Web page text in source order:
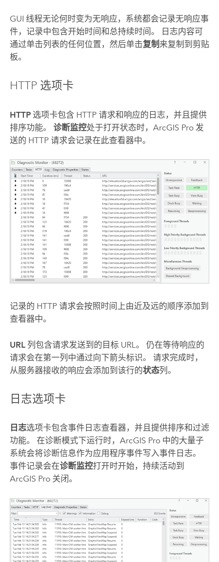
GUI 线程无论何时变为无响应，系统都会记录无响应事
件，记录中包含开始时间和总持续时间。 日志内容可
通过单击列表的任何位置，然后单击复制 来复制到剪贴
板。
HTTP 选项卡
HTTP选项卡包含 HTTP 请求和响应的日志，并且提供
排序功能。 诊断监控处于打开状态时， ArcGIS Pro发
送的 HTTP 请求会记录在此查看器中。
记录的 HTTP 请求会按照时间上由近及远的顺序添加到
查看器中。
URL列包含请求发送到的目标 URL。 仍在等待响应的
请求会在第一列中通过向下箭头标识。 请求完成时，
从服务器接收的响应会添加到该行的状态列。
日志选项卡
日志选项卡包含事件日志查看器，并且提供排序和过滤
功能。 在诊断模式下运行时， ArcGIS Pro中的大量子
系统会将诊断信息作为应用程序事件写入事件日志。
事件记录会在诊断监控打开时开始，持续活动到
ArcGIS Pro关闭。